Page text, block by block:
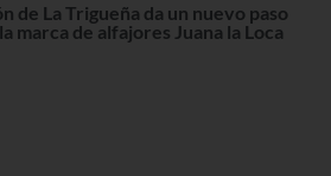
de La Trigueña da un nuevo paso
marca de alfajores Juana la Loca